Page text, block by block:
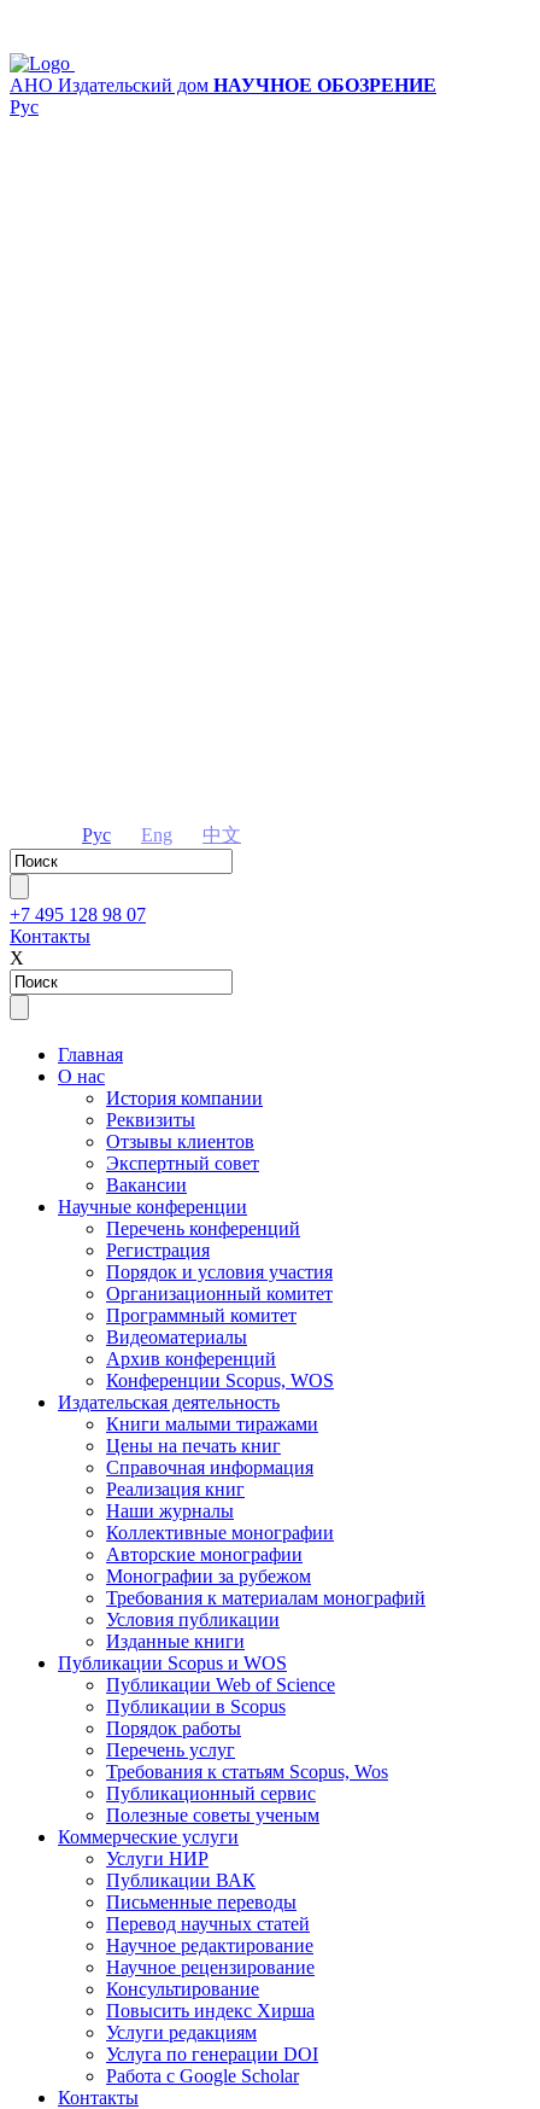
АНО Издательский дом НАУЧНОЕ ОБОЗРЕНИЕ
Рус
Рус Eng 中文
+7 495 128 98 07
Контакты
Х
Главная
О нас
История компании
Реквизиты
Отзывы клиентов
Экспертный совет
Вакансии
Научные конференции
Перечень конференций
Регистрация
Порядок и условия участия
Организационный комитет
Программный комитет
Видеоматериалы
Архив конференций
Конференции Scopus, WOS
Издательская деятельность
Книги малыми тиражами
Цены на печать книг
Справочная информация
Реализация книг
Наши журналы
Коллективные монографии
Авторские монографии
Монографии за рубежом
Требования к материалам монографий
Условия публикации
Изданные книги
Публикации Scopus и WOS
Публикации Web of Science
Публикации в Scopus
Порядок работы
Перечень услуг
Требования к статьям Scopus, Wos
Публикационный сервис
Полезные советы ученым
Коммерческие услуги
Услуги НИР
Публикации ВАК
Письменные переводы
Перевод научных статей
Научное редактирование
Научное рецензирование
Консультирование
Повысить индекс Хирша
Услуги редакциям
Услуга по генерации DOI
Работа с Google Scholar
Контакты